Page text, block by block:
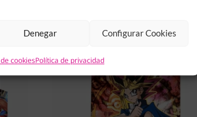
Denegar Configurar Cookies
cookiesPolítica de privacidad